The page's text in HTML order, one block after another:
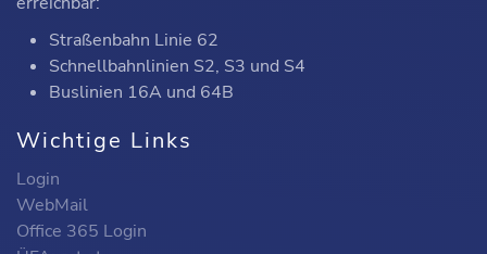
Straßenbahn Linie 62
Schnellbahnlinien S2, S3 und S4
Buslinien 16A und 64B
Wichtige Links
Login
WebMail
Office 365 Login